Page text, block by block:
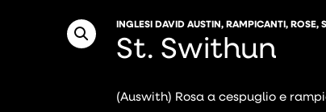
INGLESI DAVID AUSTIN,RAMPICANTI,ROSE,
St. Swithun
(Auswith) Rosa a cespuglio e